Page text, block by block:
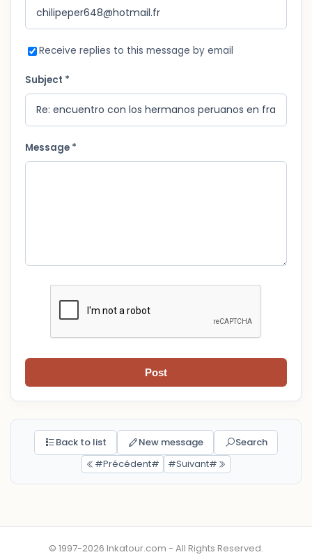
Receive replies to this message by email
Subject *
Message *
Post
Back to list New message
Search
#Précédent#
#Suivant#
© 1997-2026 Inkatour.com - All Rights Reserved.